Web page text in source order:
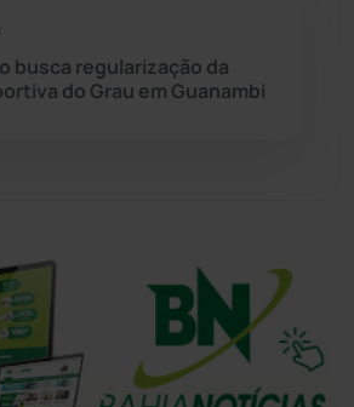
(2514)
busca regularização da
do Grau em Guanambi